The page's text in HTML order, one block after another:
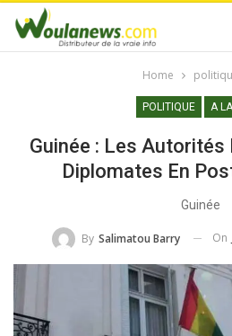
Home
POLITIQUE A
Guinée : Les Autorités
Diplomates En
Guinée
By Salimatou Barry On